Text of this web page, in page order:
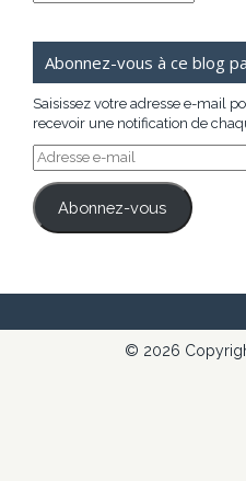
Abonnez-vous à ce blog
Saisissez votre adresse e-mail
recevoir une notification de
Adresse
e-
mail
Abonnez-vous
© 2026